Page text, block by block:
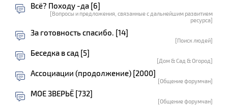
Всё? Походу -да [6]
[Вопросы и предложения, связанные с дальнейшим развитием
ресурса]
За готовность спасибо. [14]
[Поиск людей]
Беседка в сад [5]
[Дом & Сад & Огород]
Ассоциации (продолжение) [2000]
[Общение форумчан]
МОЕ ЗВЕРЬЁ [732]
[Общение форумчан]